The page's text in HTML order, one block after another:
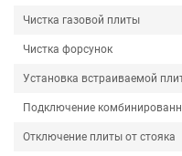
Чистка газовой плиты
Чистка форсунок
Установка встраиваемой
Подключение
Отключение плиты от стояка